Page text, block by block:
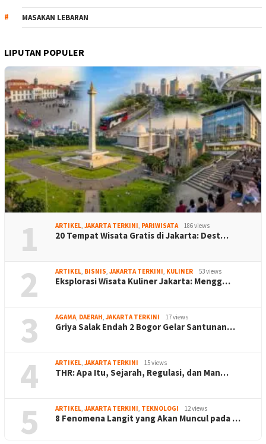
MASAKAN LEBARAN
LIPUTAN POPULER
1 ARTIKEL JAKARTA TERKINI PARIWISATA 186 views
20 Tempat Wisata Gratis di Jakarta: Dest…
2 ARTIKEL BISNIS JAKARTA TERKINI KULINER 53 views
Eksplorasi Wisata Kuliner Jakarta: Mengg…
3 AGAMA DAERAH JAKARTA TERKINI 17 views
Griya Salak Endah 2 Bogor Gelar Santunan…
4 ARTIKEL JAKARTA TERKINI 15 views
THR: Apa Itu, Sejarah, Regulasi, dan Man…
5 ARTIKEL JAKARTA TERKINI TEKNOLOGI 12 views
8 Fenomena Langit yang Akan Muncul pada …